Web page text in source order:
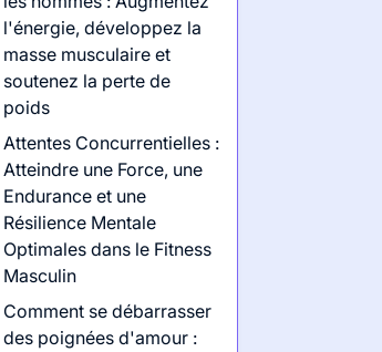
l'énergie, développez la
masse musculaire et
soutenez la perte de
poids
Attentes Concurrentielles :
Atteindre une Force, une
Endurance et une
Résilience Mentale
Optimales dans le Fitness
Masculin
Comment se débarrasser
des poignées d'amour :